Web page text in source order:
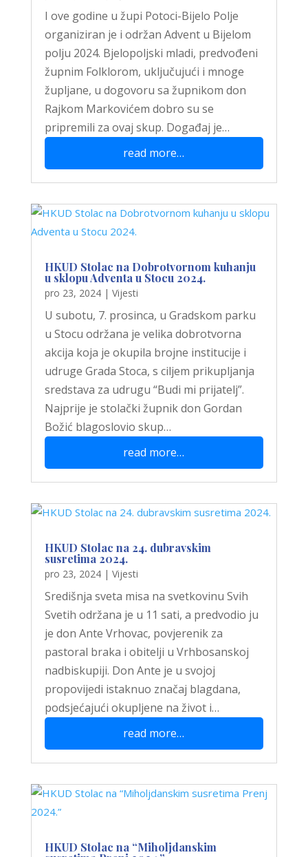
I ove godine u župi Potoci-Bijelo Polje
organiziran je i održan Advent u Bijelom
polju 2024. Bjelopoljski mladi, predvođeni
župnim Folklorom, uključujući i mnoge
župljane, u dogovoru sa župnikom don
Rajkom Markovićem dobro su se
pripremili za ovaj skup. Događaj je…
read more…
HKUD Stolac na Dobrotvornom kuhanju
u sklopu Adventa u Stocu 2024.
pro 23, 2024| Vijesti
U subotu, 7. prosinca, u Gradskom parku
u Stocu održana je velika dobrotvorna
akcija koja je okupila brojne institucije i
udruge Grada Stoca, s ciljem prikupljanja
sredstava za udrugu “Budi mi prijatelj”.
Najprije je stolački župnik don Gordan
Božić blagoslovio skup…
read more…
HKUD Stolac na 24. dubravskim
susretima 2024.
pro 23, 2024| Vijesti
Središnja sveta misa na svetkovinu Svih
Svetih održana je u 11 sati, a predvodio ju
je don Ante Vrhovac, povjerenik za
pastoral braka i obitelji u Vrhbosanskoj
nadbiskupiji. Don Ante je u svojoj
propovijedi istaknuo značaj blagdana,
podsjećajući okupljene na život i…
read more…
HKUD Stolac na “Miholjdanskim